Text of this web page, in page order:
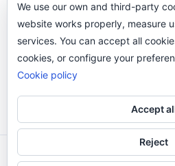
Y si una persona no puede
le quiten el teléfono.
Odi O'Malley © 2016-2025.
We use our own and third-party
website works properly, measure
services. You can accept all
cookies, or configure your
Cookie policy
Accept
Reject